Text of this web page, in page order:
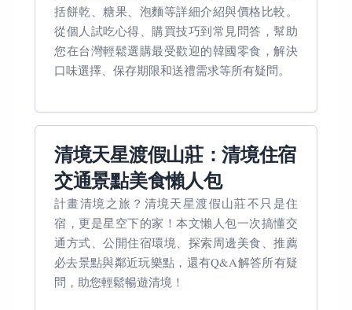
括餅乾、糖果、泡麵等詳細介紹與價格比較。
從個人試吃心得、購買技巧到常見問答，幫助
您在台灣輕鬆選購最受歡迎的韓國零食，解決
口味選擇、保存期限和送禮需求等所有疑問。
清境天星渡假山莊：清境住宿
交通景點美食懶人包
計畫清境之旅？清境天星渡假山莊不只是住
宿，更是星空下的家！本文懶人包一次搞懂交
通方式、公開住宿環境、探索周邊美食、推薦
必去景點與鄰近玩樂點，還有Q&A解答所有疑
問，助您輕鬆暢遊清境！